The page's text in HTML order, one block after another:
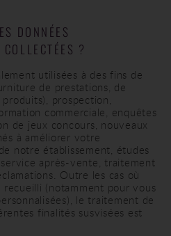
DONNÉES
?
utilisées à des fins de
de prestations, de
prospection,
commerciale, enquêtes
de jeux concours, nouveaux
à améliorer votre
notre établissement, études
après-vente, traitement
Outre les cas où
(notamment pour vous
le traitement de
finalités susvisées est